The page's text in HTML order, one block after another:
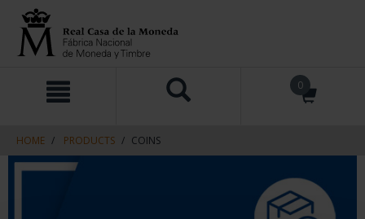
navigation
0
HOME PRODUCTS COINS